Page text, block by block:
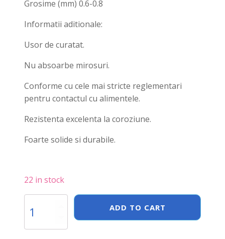
Grosime (mm) 0.6-0.8
Informatii aditionale:
Usor de curatat.
Nu absoarbe mirosuri.
Conforme cu cele mai stricte reglementari
pentru contactul cu alimentele.
Rezistenta excelenta la coroziune.
Foarte solide si durabile.
22 in stock
Gastronorm
2/4,
ADD TO CART